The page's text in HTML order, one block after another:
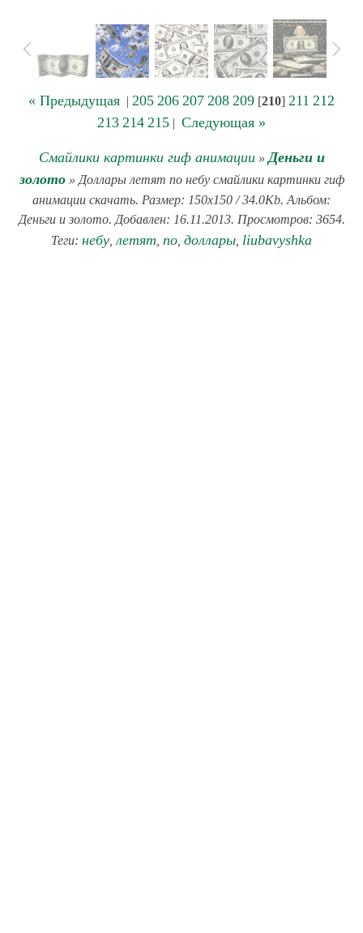
« Предыдущая | 205 206 207 208 209 [210] 211 212
213 214 215 | Следующая »
Смайлики картинки гиф анимации» Деньги и
золото» Доллары летят по небу смайлики картинки гиф
анимации скачать. Размер: 150x150 / 34.0Kb. Альбом:
Деньги и золото. Добавлен: 16.11.2013. Просмотров: 3654.
Теги: небу летят по доллары liubavyshka